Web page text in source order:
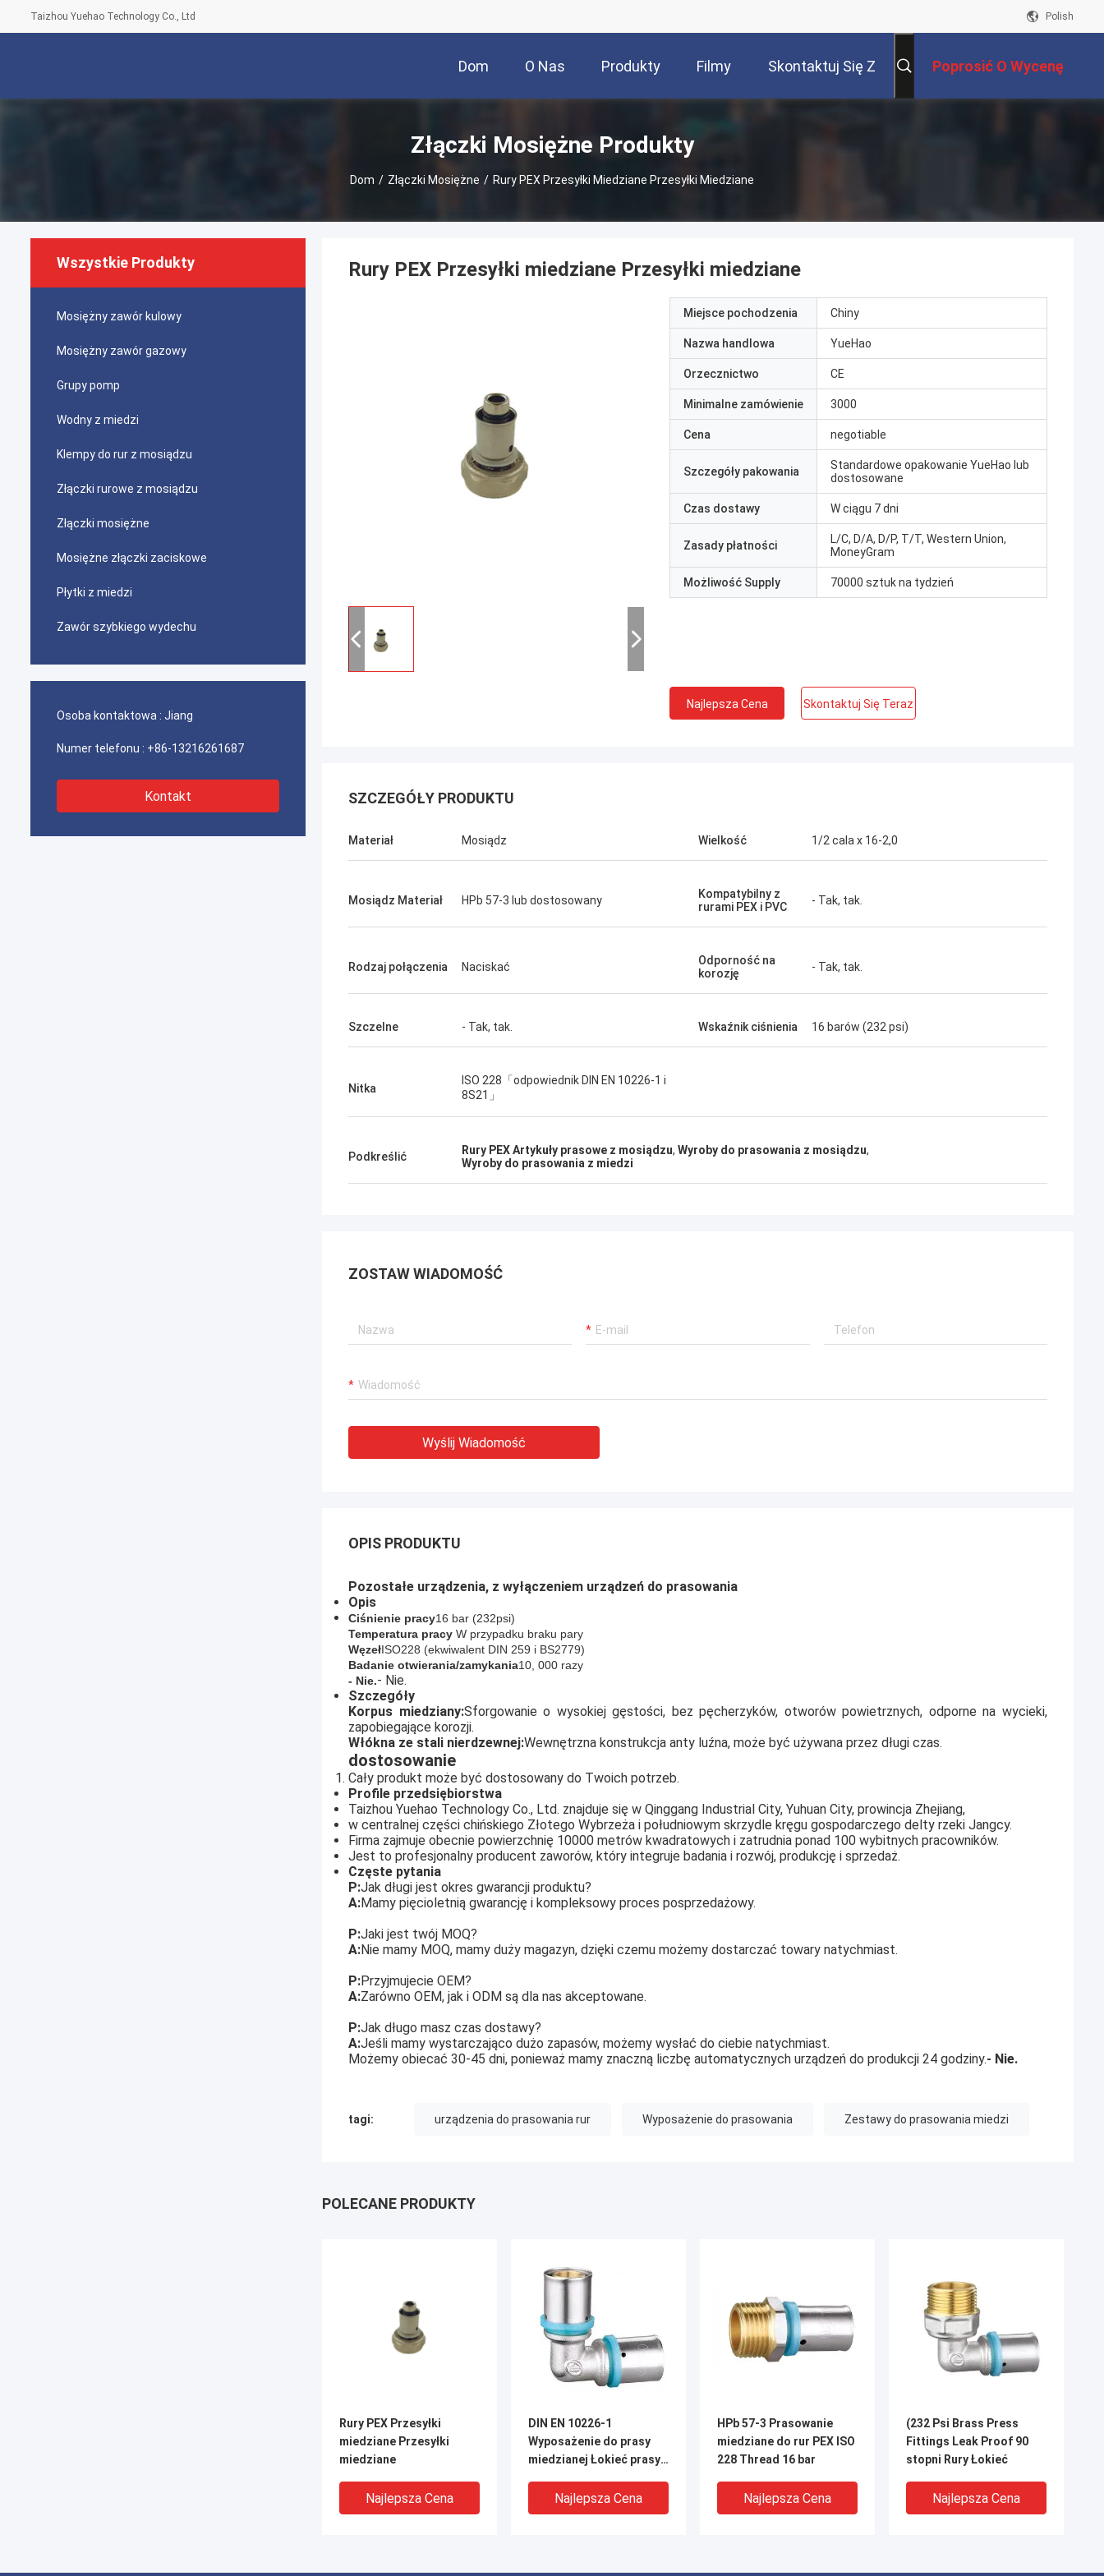
Taizhou Yuehao Technology Co., Ltd Polish
Dom O Nas Produkty Filmy Skontaktuj Się Z Poprosić O Wycenę
Złączki Mosiężne Produkty
Dom / Złączki Mosiężne / Rury PEX Przesyłki Miedziane Przesyłki Miedziane
Wszystkie Produkty
Mosiężny zawór kulowy
Mosiężny zawór gazowy
Grupy pomp
Wodny z miedzi
Klempy do rur z mosiądzu
Złączki rurowe z mosiądzu
Złączki mosiężne
Mosiężne złączki zaciskowe
Płytki z miedzi
Zawór szybkiego wydechu
Osoba kontaktowa : Jiang
Numer telefonu : +86-13216261687
Kontakt
Rury PEX Przesyłki miedziane Przesyłki miedziane
Miejsce pochodzenia Chiny
Nazwa handlowa YueHao
Orzecznictwo CE
Minimalne zamówienie 3000
Cena negotiable
Szczegóły pakowania
Standardowe opakowanie YueHao lub
dostosowane
Czas dostawy W ciągu 7 dni
Zasady płatności
L/C, D/A, D/P, T/T, Western Union,
MoneyGram
Możliwość Supply 70000 sztuk na tydzień
Najlepsza Cena Skontaktuj Się Teraz
SZCZEGÓŁY PRODUKTU
Materiał Mosiądz Wielkość 1/2 cala x 16-2,0
Mosiądz Materiał HPb 57-3 lub dostosowany
Kompatybilny z
rurami PEX i PVC
- Tak, tak.
Rodzaj połączenia Naciskać
Odporność na
korozję
- Tak, tak.
Szczelne - Tak, tak. Wskaźnik ciśnienia 16 barów (232 psi)
Nitka
ISO 228「odpowiednik DIN EN 10226-1 i
8S21」
Podkreślić Rury PEX Artykuły prasowe z mosiądzu, Wyroby do prasowania z mosiądzu,
Wyroby do prasowania z miedzi
ZOSTAW WIADOMOŚĆ
Wyślij Wiadomość
OPIS PRODUKTU
Pozostałe urządzenia, z wyłączeniem urządzeń do prasowania
Opis
Ciśnienie pracy16 bar (232psi)
Temperatura pracy W przypadku braku pary
WęzełISO228 (ekwiwalent DIN 259 i BS2779)
Badanie otwierania/zamykania10, 000 razy
- Nie.- Nie.
Szczegóły
Korpus miedziany:Sforgowanie o wysokiej gęstości, bez pęcherzyków, otworów powietrznych, odporne na wycieki,
zapobiegające korozji.
Włókna ze stali nierdzewnej:Wewnętrzna konstrukcja anty luźna, może być używana przez długi czas.
dostosowanie
Cały produkt może być dostosowany do Twoich potrzeb.
Profile przedsiębiorstwa
Taizhou Yuehao Technology Co., Ltd. znajduje się w Qinggang Industrial City, Yuhuan City, prowincja Zhejiang,
w centralnej części chińskiego Złotego Wybrzeża i południowym skrzydle kręgu gospodarczego delty rzeki Jangcy.
Firma zajmuje obecnie powierzchnię 10000 metrów kwadratowych i zatrudnia ponad 100 wybitnych pracowników.
Jest to profesjonalny producent zaworów, który integruje badania i rozwój, produkcję i sprzedaż.
Częste pytania
P:Jak długi jest okres gwarancji produktu?
A:Mamy pięcioletnią gwarancję i kompleksowy proces posprzedażowy.
P:Jaki jest twój MOQ?
A:Nie mamy MOQ, mamy duży magazyn, dzięki czemu możemy dostarczać towary natychmiast.
P:Przyjmujecie OEM?
A:Zarówno OEM, jak i ODM są dla nas akceptowane.
P:Jak długo masz czas dostawy?
A:Jeśli mamy wystarczająco dużo zapasów, możemy wysłać do ciebie natychmiast.
Możemy obiecać 30-45 dni, ponieważ mamy znaczną liczbę automatycznych urządzeń do produkcji 24 godziny.- Nie.
tagi: urządzenia do prasowania rur Wyposażenie do prasowania Zestawy do prasowania miedzi
POLECANE PRODUKTY
Rury PEX Przesyłki
miedziane Przesyłki
miedziane
Najlepsza Cena
DIN EN 10226-1
Wyposażenie do prasy
miedzianej Łokieć prasy
Najlepsza Cena
HPb 57-3 Prasowanie
miedziane do rur PEX ISO
228 Thread 16 bar
Najlepsza Cena
(232 Psi Brass Press
Fittings Leak Proof 90
stopni Rury Łokieć
Najlepsza Cena